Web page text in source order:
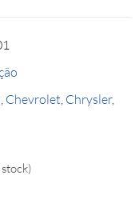
Chevrolet Chrysler,